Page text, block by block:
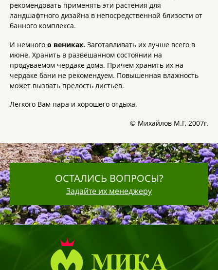
рекомендовать применять эти растения для
ландшафтного дизайна в непосредственной близости от
банного комплекса.
И немного о вениках. Заготавливать их лучше всего в
июне. Хранить в развешанном состоянии на
продуваемом чердаке дома. Причем хранить их на
чердаке бани не рекомендуем. Повышенная влажность
может вызвать прелость листьев.
Легкого Вам пара и хорошего отдыха.
© Михайлов М.Г, 2007г.
ОСТАЛИСЬ ВОПРОСЫ?
Задайте их менеджеру